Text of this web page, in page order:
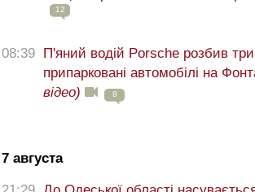
12
08:39 П'яний водій Porsche розбив три
припарковані автомобілі на
відео)
8
7 августа